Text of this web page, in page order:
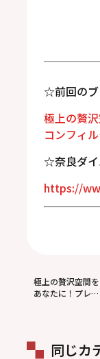
☆前回のブ
極上の贅
コンフィ
☆奈良ダイ
https://
極上の贅沢空間を
あなたに！プレミ
同じカ